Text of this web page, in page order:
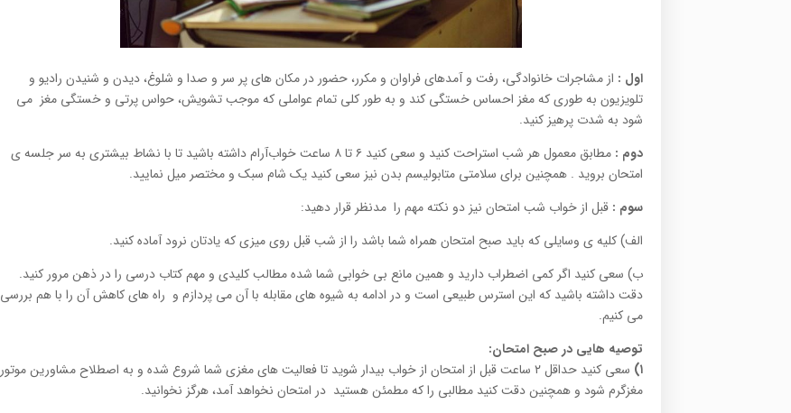
اول : از مشاجرات خانوادگی، رفت و آمدهای فراوان و مکرر، حضور در مکان های پر سر و صدا و شلوغ، دیدن و شنیدن رادیو و
تلویزیون به طوری که مغز احساس خستگی کند و به طور کلی تمام عواملی که موجب تشویش، حواس پرتی و خستگی مغز می
شود به شدت پرهیز کنید.
دوم :
مطابق معمول هر شب استراحت کنید و سعی کنید ۶ تا ۸ ساعت خواب‌آرام داشته باشید تا با نشاط بیشتری به سر جلسه ی
امتحان بروید . همچنین برای سلامتی متابولیسم بدن نیز سعی کنید یک شام سبک و مختصر میل نمایید.
سوم : قبل از خواب شب امتحان نیز دو نکته مهم را مدنظر قرار دهید:
الف) کلیه ی وسایلی که باید صبح امتحان همراه شما باشد را از شب قبل روی میزی که یادتان نرود آماده کنید.
ب) سعی کنید اگر کمی اضطراب دارید و همین مانع بی خوابی شما شده مطالب کلیدی و مهم کتاب درسی را در ذهن مرور کنید.
دقت داشته باشید که این استرس طبیعی است و در ادامه به شیوه های مقابله با آن می پردازم و راه های کاهش آن را با هم بررسی
می کنیم.
توصیه هایی در صبح امتحان:
۱)
سعی کنید حداقل ۲ ساعت قبل از امتحان از خواب بیدار شوید تا فعالیت های مغزی شما شروع شده و به اصطلاح مشاورین موتور
مغزگرم شود و همچنین دقت کنید مطالبی را که مطمئن هستید در امتحان نخواهد آمد، هرگز نخوانید.